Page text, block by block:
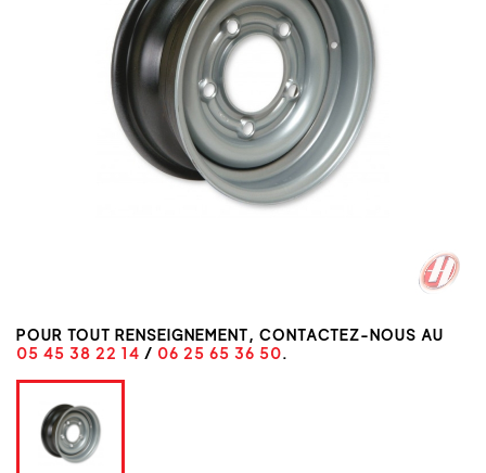
POUR TOUT RENSEIGNEMENT, CONTACTEZ-NOUS AU
05 45 38 22 14 / 06 25 65 36 50.